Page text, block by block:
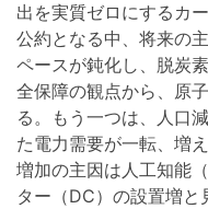
出を実質ゼロにするカ
公約となる中、将来の
ペースが鈍化し、脱炭
全保障の観点から、原
る。もう一つは、人口
た電力需要が一転、増
増加の主因は人工知能
ター（DC）の設置増